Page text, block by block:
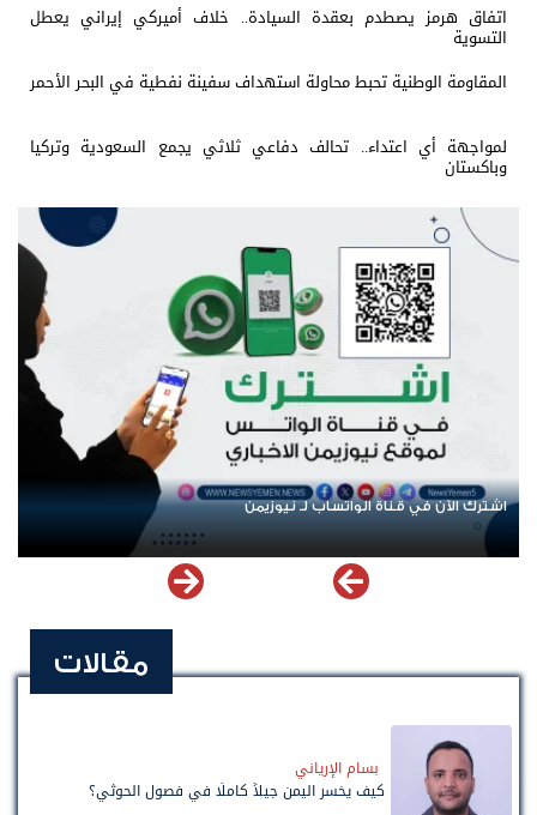
اتفاق هرمز يصطدم بعقدة السيادة.. خلاف أميركي إيراني يعطل
التسوية
المقاومة الوطنية تحبط محاولة استهداف سفينة نفطية في البحر الأحمر
لمواجهة أي اعتداء.. تحالف دفاعي ثلاثي يجمع السعودية وتركيا
وباكستان
اشترك الآن في قناة الواتساب لـ نيوزيمن
مقالات
بسام الإرياني
كيف يخسر اليمن جيلاً كاملًا في فصول الحوثي؟